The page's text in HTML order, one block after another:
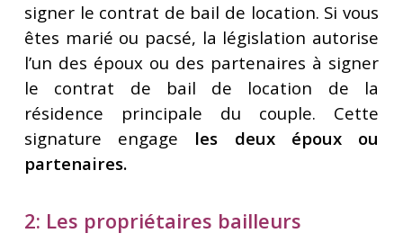
signer le contrat de bail de location. Si vous
êtes marié ou pacsé, la législation autorise
l’un des époux ou des partenaires à signer
le contrat de bail de location de la
résidence principale du couple. Cette
signature engage les deux époux ou
partenaires.
2: Les propriétaires bailleurs